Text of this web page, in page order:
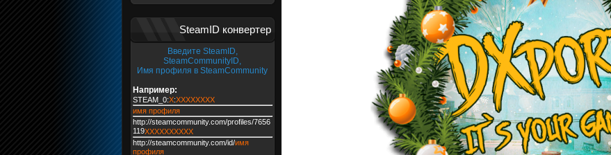
SteamID конвертер
Введите SteamID,
SteamCommunityID,
Имя профиля в SteamCommunity
Например:
STEAM_0:X:XXXXXXXX
имя профиля
http://steamcommunity.com/profiles/7656
119XXXXXXXXXX
http://steamcommunity.com/id/имя
профиля